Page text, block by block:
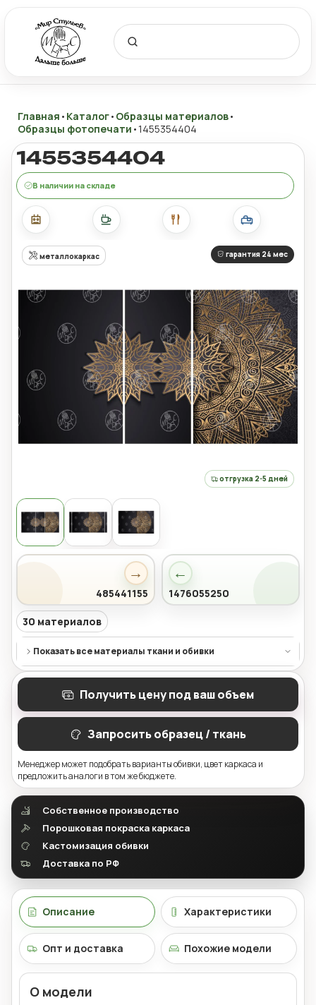
Главная • Каталог• Образцы материалов•
Образцы фотопечати •1455354404
1455354404
В наличии на складе
←
1476055250
→
485441155
металлокаркас гарантия 24 мес
отгрузка 2-5 дней
30 материалов
Показать все материалы ткани и обивки
Получить цену под ваш объем
Запросить образец / ткань
Менеджер может подобрать варианты обивки, цвет каркаса и
предложить аналоги в том же бюджете.
Собственное производство
Порошковая покраска каркаса
Кастомизация обивки
Доставка по РФ
Описание Характеристики
Опт и доставка Похожие модели
О модели